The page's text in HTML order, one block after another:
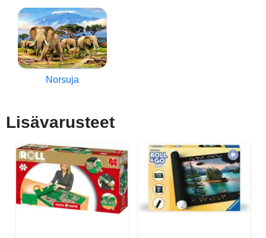
Norsuja
Lisävarusteet